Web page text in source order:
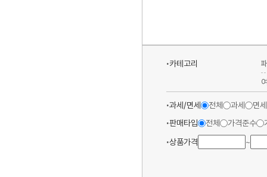
카테고리
과세/면세 전체 과세
면세
판매타입
전체 가격준수
상품가격
~